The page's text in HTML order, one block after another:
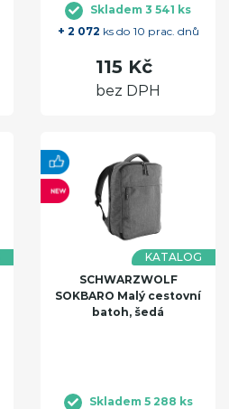
Skladem 3 541 ks
+ 2 072 ks do 10 prac. dnů
115 Kč
bez DPH
KATALOG
SCHWARZWOLF
SOKBARO Malý cestovní
batoh, šedá
Skladem 5 288 ks